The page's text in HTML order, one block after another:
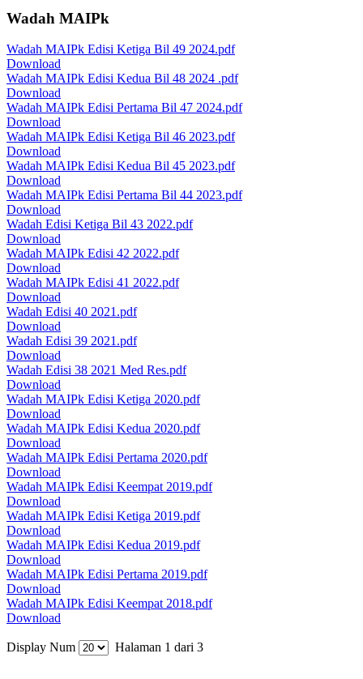
Wadah MAIPk
Wadah MAIPk Edisi Ketiga Bil 49 2024.pdf
Download
Wadah MAIPk Edisi Kedua Bil 48 2024 .pdf
Download
Wadah MAIPk Edisi Pertama Bil 47 2024.pdf
Download
Wadah MAIPk Edisi Ketiga Bil 46 2023.pdf
Download
Wadah MAIPk Edisi Kedua Bil 45 2023.pdf
Download
Wadah MAIPk Edisi Pertama Bil 44 2023.pdf
Download
Wadah Edisi Ketiga Bil 43 2022.pdf
Download
Wadah MAIPk Edisi 42 2022.pdf
Download
Wadah MAIPk Edisi 41 2022.pdf
Download
Wadah Edisi 40 2021.pdf
Download
Wadah Edisi 39 2021.pdf
Download
Wadah Edisi 38 2021 Med Res.pdf
Download
Wadah MAIPk Edisi Ketiga 2020.pdf
Download
Wadah MAIPk Edisi Kedua 2020.pdf
Download
Wadah MAIPk Edisi Pertama 2020.pdf
Download
Wadah MAIPk Edisi Keempat 2019.pdf
Download
Wadah MAIPk Edisi Ketiga 2019.pdf
Download
Wadah MAIPk Edisi Kedua 2019.pdf
Download
Wadah MAIPk Edisi Pertama 2019.pdf
Download
Wadah MAIPk Edisi Keempat 2018.pdf
Download
Display Num Halaman 1 dari 3